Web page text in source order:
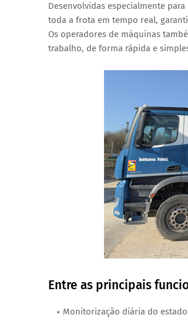
Desenvolvidas especialmente para
toda a frota em tempo real,
Os operadores de máquinas
trabalho, de forma rápida e
Entre as principais
Monitorização diária do